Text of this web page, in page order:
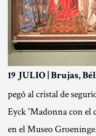
19 JULIO | Brujas,
pegó al cristal de
Eyck 'Madonna con el
en el Museo